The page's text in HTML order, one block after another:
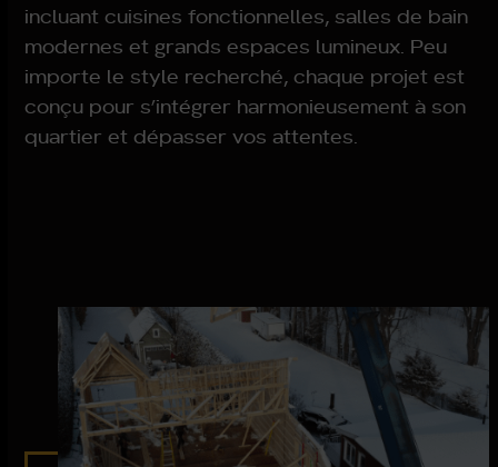
incluant cuisines fonctionnelles, salles de bain
modernes et grands espaces lumineux. Peu
importe le style recherché, chaque projet est
conçu pour s’intégrer harmonieusement à son
quartier et dépasser vos attentes.